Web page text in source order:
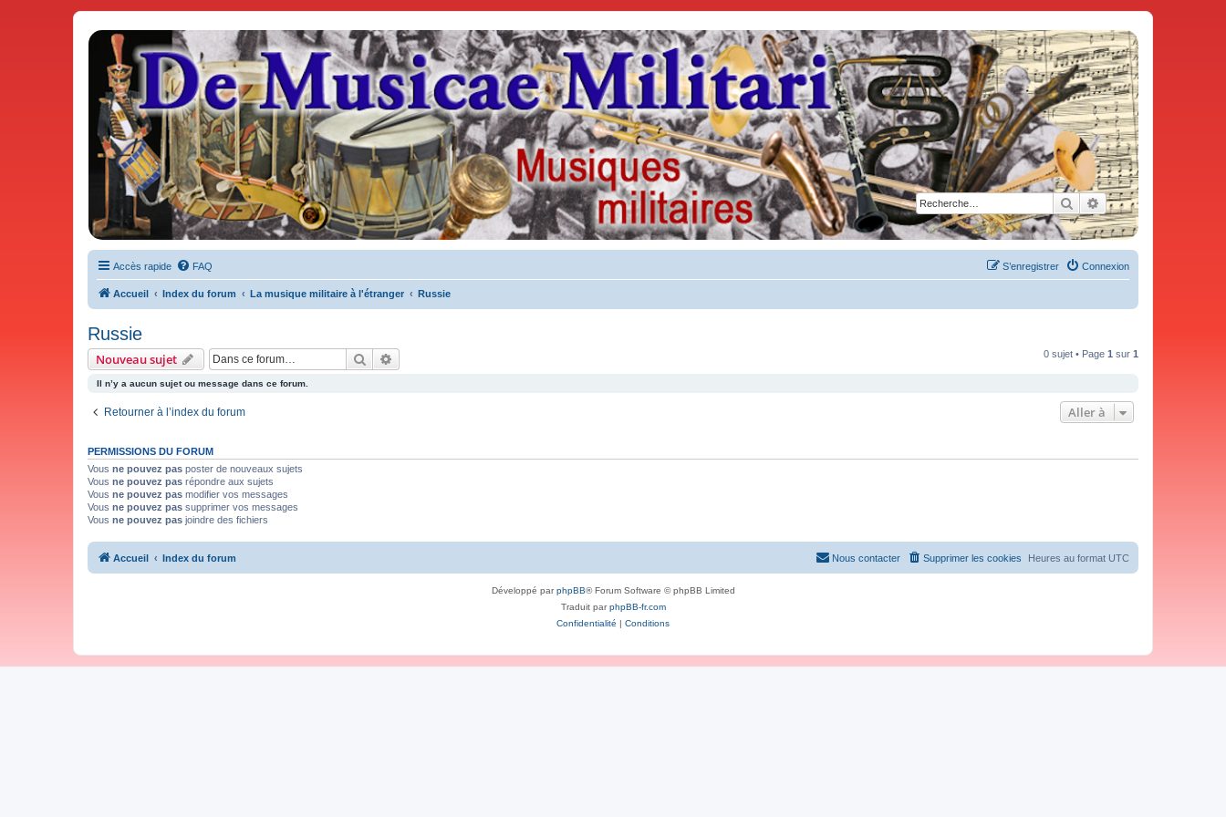
Rechercher
Recherche avancée
De Musicae Militari - Forums
Forums de discussions
Accès rapide FAQ Connexion
S’enregistrer
Accueil Index du forum La musique militaire à l'étranger Russie
Russie
Nouveau sujet Rechercher 0 sujet • Page 1 sur 1
Il n’y a aucun sujet ou message dans ce forum.
Retourner à l’index du forum Aller à
PERMISSIONS DU FORUM
Vous ne pouvez pas poster de nouveaux sujets
Vous ne pouvez pas répondre aux sujets
Vous ne pouvez pas modifier vos messages
Vous ne pouvez pas supprimer vos messages
Vous ne pouvez pas joindre des fichiers
Accueil Index du forum Heures au format UTC
Supprimer les cookies
Nous contacter
Développé parphpBB® Forum Software © phpBB Limited
Traduit parphpBB-fr.com
Confidentialité | Conditions